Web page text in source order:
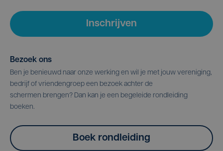
Inschrijven
Bezoek ons
Ben je benieuwd naar onze werking en wil je met jouw vereniging,
bedrijf of vriendengroep een bezoek achter de
schermen brengen? Dan kan je een begeleide rondleiding
boeken.
Boek rondleiding